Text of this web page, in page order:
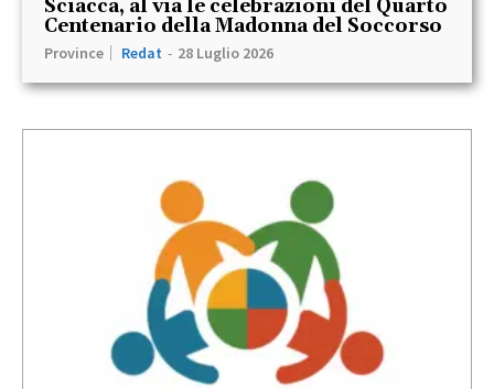
Sciacca, al via le celebrazioni del Quarto
Centenario della Madonna del Soccorso
Province Redat - 28 Luglio 2026